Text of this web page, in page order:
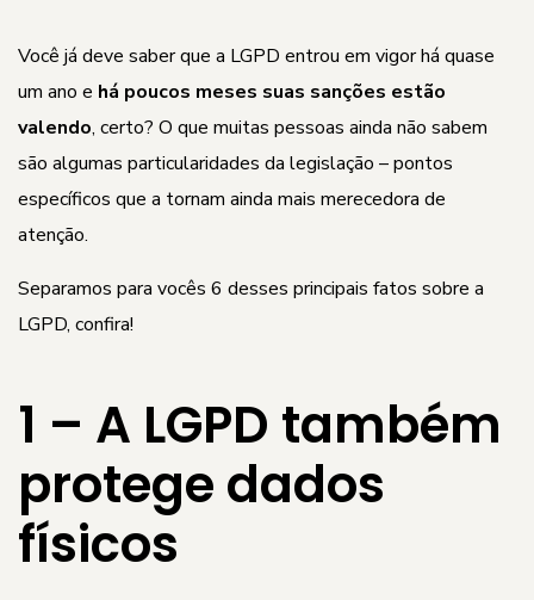
Você já deve saber que a LGPD entrou em vigor há quase
um ano e há poucos meses suas sanções estão
valendo, certo? O que muitas pessoas ainda não sabem
são algumas particularidades da legislação – pontos
específicos que a tornam ainda mais merecedora de
atenção.
Separamos para vocês 6 desses principais fatos sobre a
LGPD, confira!
1 – A LGPD também
protege dados
físicos